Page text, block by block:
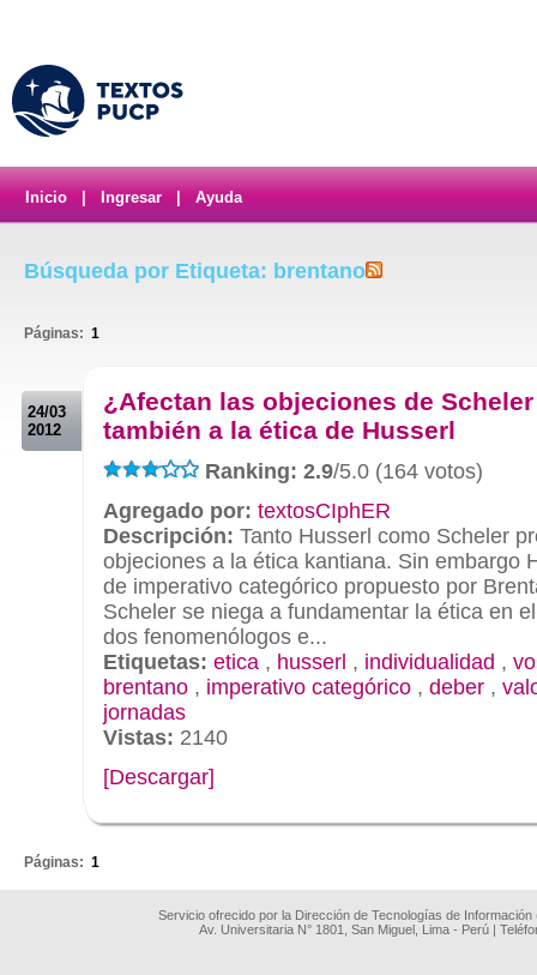
Inicio Ingresar Ayuda
Búsqueda por Etiqueta: brentano
Páginas: 1
24/03
2012
¿Afectan las objeciones de
también a la ética de Husserl
Ranking: 2.9/5.0 (164 votos)
Agregado por: textosCIphER
Descripción: Tanto Husserl como Scheler
objeciones a la ética kantiana. Sin embargo
de imperativo categórico propuesto por
Scheler se niega a fundamentar la ética en
dos fenomenólogos e...
Etiquetas: etica , husserl , individualidad ,
brentano , imperativo categórico , deber ,
jornadas
Vistas: 2140
[Descargar]
Páginas: 1
Servicio ofrecido por la Dirección de Tecnologías de
Av. Universitaria N° 1801, San Miguel, Lima - Perú |